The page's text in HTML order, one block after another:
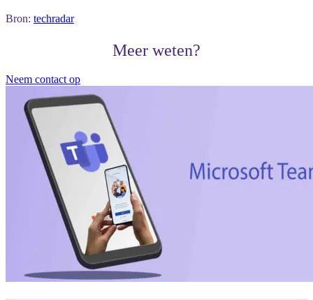
Bron: techradar
Meer weten?
Neem contact op